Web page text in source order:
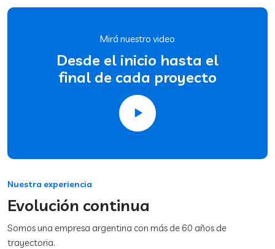
Mirá nuestro video
Desde el inicio hasta el
final de cada proyecto
Nuestra experiencia
Evolución continua
Somos una empresa argentina con más de 60 años de
trayectoria.